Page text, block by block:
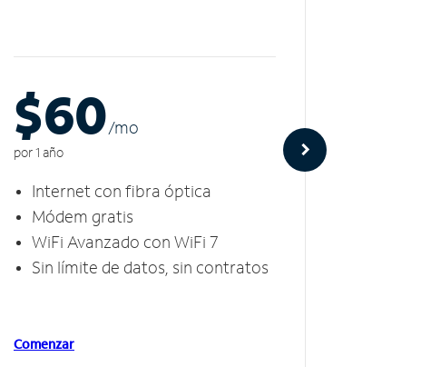
$60/mo
por 1 año
Internet con fibra óptica
Módem gratis
WiFi Avanzado con WiFi 7
Sin límite de datos, sin contratos
Comenzar